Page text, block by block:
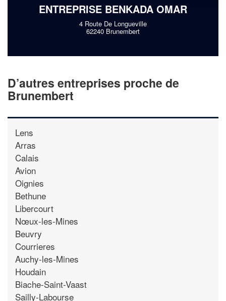
ENTREPRISE BENKADA OMAR
4 Route De Longueville
62240 Brunembert
D’autres entreprises proche de
Brunembert
Lens
Arras
Calais
Avion
Oignies
Bethune
Libercourt
Nœux-les-Mines
Beuvry
Courrieres
Auchy-les-Mines
Houdain
Biache-Saint-Vaast
Sailly-Labourse